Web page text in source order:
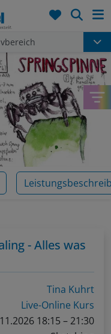
- Alles was
Tina Kuhrt
Live-Online Kurs
18:15 – 21:30